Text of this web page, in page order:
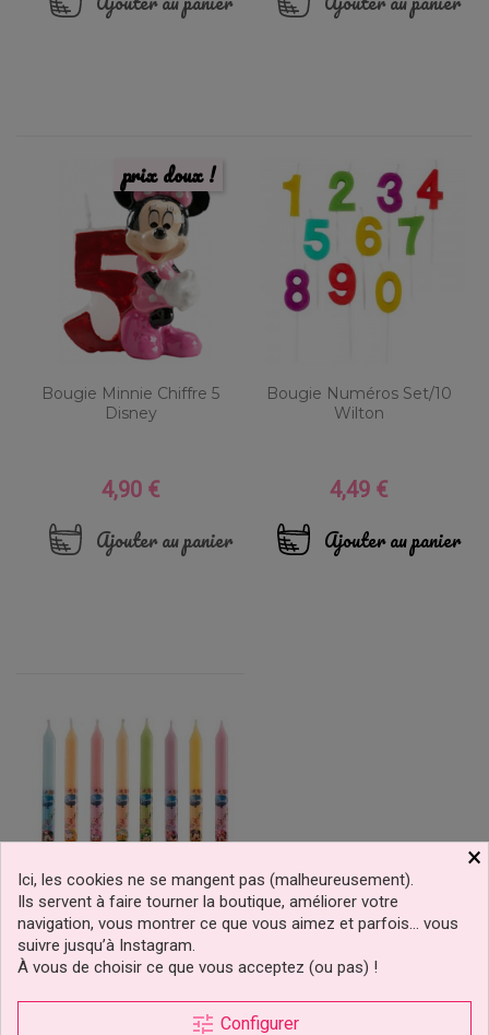
Bougie Minnie Chiffre 5
Disney
Prix
4,90 €
Ajouter au panier
prix doux !
Bougie Numéros Set/10
Wilton
Prix
4,49 €
Ajouter au panier
Pack Bougie Mickey Et
Ses Amis Disney
×
Ici, les cookies ne se mangent pas (malheureusement).
Ils servent à faire tourner la boutique, améliorer votre
navigation, vous montrer ce que vous aimez et parfois… vous
suivre jusqu’à Instagram.
À vous de choisir ce que vous acceptez (ou pas) !
tune Configurer